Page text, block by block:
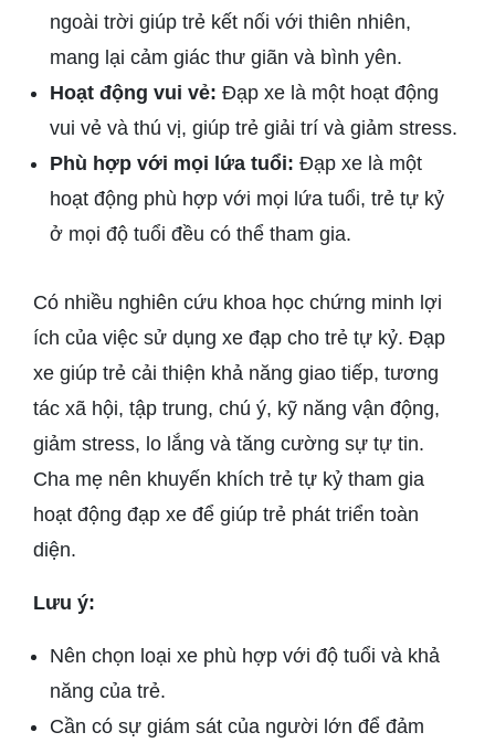
ngoài trời giúp trẻ kết nối với thiên nhiên,
mang lại cảm giác thư giãn và bình yên.
Hoạt động vui vẻ: Đạp xe là một hoạt động
vui vẻ và thú vị, giúp trẻ giải trí và giảm stress.
Phù hợp với mọi lứa tuổi: Đạp xe là một
hoạt động phù hợp với mọi lứa tuổi, trẻ tự kỷ
ở mọi độ tuổi đều có thể tham gia.
Có nhiều nghiên cứu khoa học chứng minh lợi
ích của việc sử dụng xe đạp cho trẻ tự kỷ. Đạp
xe giúp trẻ cải thiện khả năng giao tiếp, tương
tác xã hội, tập trung, chú ý, kỹ năng vận động,
giảm stress, lo lắng và tăng cường sự tự tin.
Cha mẹ nên khuyến khích trẻ tự kỷ tham gia
hoạt động đạp xe để giúp trẻ phát triển toàn
diện.
Lưu ý:
Nên chọn loại xe phù hợp với độ tuổi và khả
năng của trẻ.
Cần có sự giám sát của người lớn để đảm